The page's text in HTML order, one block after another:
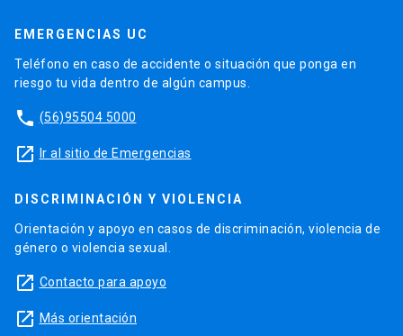
EMERGENCIAS UC
Teléfono en caso de accidente o situación que ponga en
riesgo tu vida dentro de algún campus.
phone (56)95504 5000
launch Ir al sitio de Emergencias
DISCRIMINACIÓN Y VIOLENCIA
Orientación y apoyo en casos de discriminación, violencia de
género o violencia sexual.
launch Contacto para apoyo
launch Más orientación